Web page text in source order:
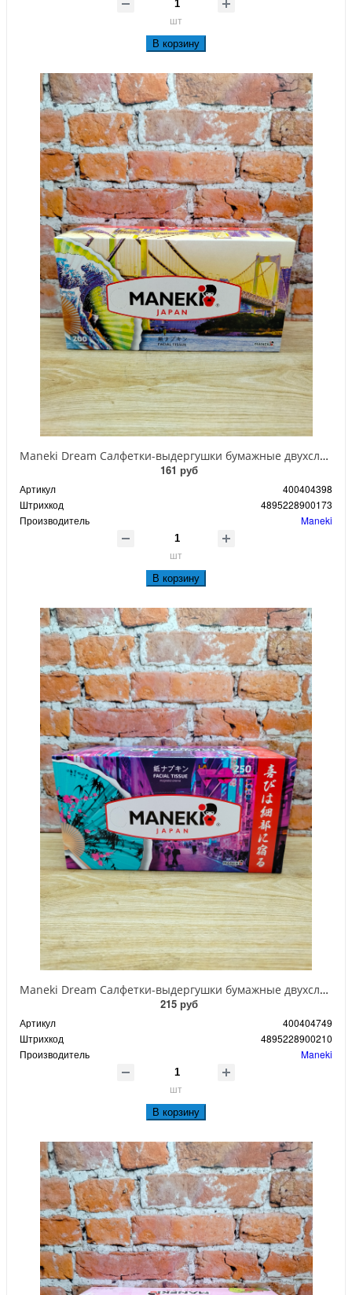
шт
В корзину
Maneki Dream Салфетки-выдергушки бумажные двухслойные гладкие белые 200 шт
161 руб
Артикул
400404398
Штрихкод
4895228900173
Производитель
Maneki
шт
В корзину
Maneki Dream Салфетки-выдергушки бумажные двухслойные гладкие белые с ароматом Магнолии 250 шт
215 руб
Артикул
400404749
Штрихкод
4895228900210
Производитель
Maneki
шт
В корзину